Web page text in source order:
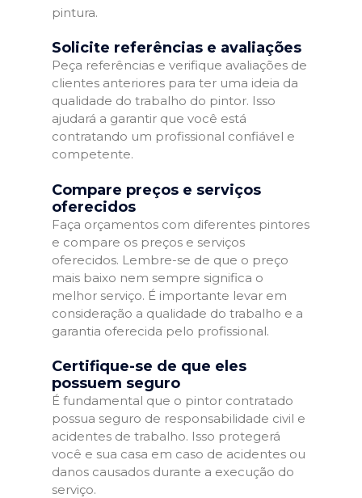
pintura.
Solicite referências e avaliações
Peça referências e verifique avaliações de
clientes anteriores para ter uma ideia da
qualidade do trabalho do pintor. Isso
ajudará a garantir que você está
contratando um profissional confiável e
competente.
Compare preços e serviços
oferecidos
Faça orçamentos com diferentes pintores
e compare os preços e serviços
oferecidos. Lembre-se de que o preço
mais baixo nem sempre significa o
melhor serviço. É importante levar em
consideração a qualidade do trabalho e a
garantia oferecida pelo profissional.
Certifique-se de que eles
possuem seguro
É fundamental que o pintor contratado
possua seguro de responsabilidade civil e
acidentes de trabalho. Isso protegerá
você e sua casa em caso de acidentes ou
danos causados durante a execução do
serviço.